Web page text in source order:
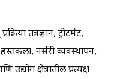
तंत्रज्ञान, ट्रीटमेंट,
हस्तकला, नर्सरी व्यवस्थापन,
क्षेत्रातील प्रत्यक्ष